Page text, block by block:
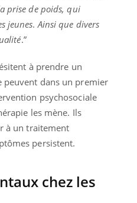
prise de poids, qui
jeunes. Ainsi que divers
.”
à prendre un
dans un premier
psychosociale
les mène. Ils
à un traitement
persistent.
chez les